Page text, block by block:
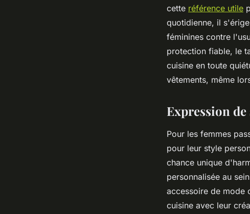
cette référence utile
quotidienne, il
féminines contre
protection fiable, le
cuisine en toute
vêtements, même
Expression
Pour les femmes
pour leur style
chance unique
personnalisée au
accessoire de mode
cuisine avec leur